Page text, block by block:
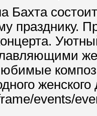
Бахта
празднику.
женского
events/